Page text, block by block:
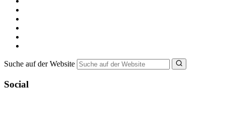
Suche auf der Website
Social